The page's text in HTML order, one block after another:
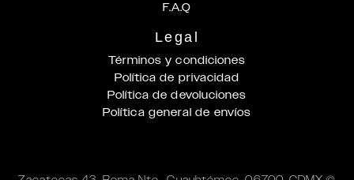
F.A.Q
Legal
Términos y condiciones
Política de privacidad
Política de devoluciones
Política general de envíos